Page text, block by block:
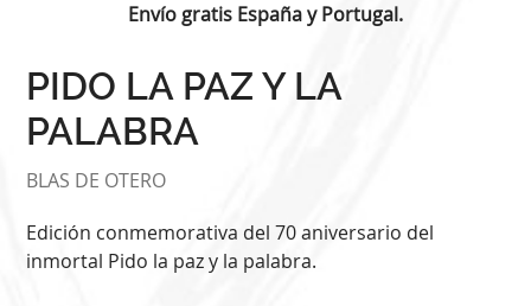
Envío gratis España y Portugal.
PIDO LA PAZ Y LA
PALABRA
BLAS DE OTERO
Edición conmemorativa del 70 aniversario del
inmortal Pido la paz y la palabra.